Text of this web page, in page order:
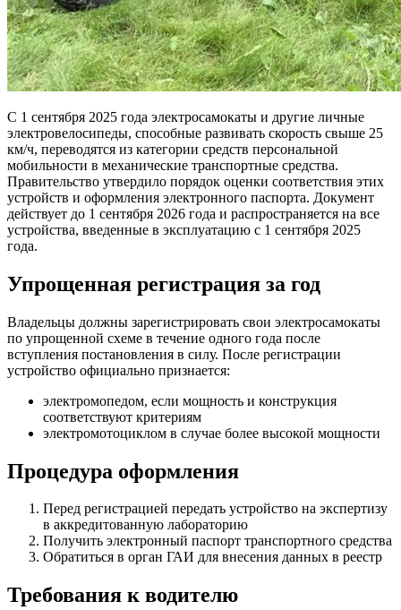
С 1 сентября 2025 года электросамокаты и другие личные
электровелосипеды, способные развивать скорость свыше 25
км/ч, переводятся из категории средств персональной
мобильности в механические транспортные средства.
Правительство утвердило порядок оценки соответствия этих
устройств и оформления электронного паспорта. Документ
действует до 1 сентября 2026 года и распространяется на все
устройства, введенные в эксплуатацию с 1 сентября 2025
года.
Упрощенная регистрация за год
Владельцы должны зарегистрировать свои электросамокаты
по упрощенной схеме в течение одного года после
вступления постановления в силу. После регистрации
устройство официально признается:
электромопедом, если мощность и конструкция
соответствуют критериям
электромотоциклом в случае более высокой мощности
Процедура оформления
Перед регистрацией передать устройство на экспертизу
в аккредитованную лабораторию
Получить электронный паспорт транспортного средства
Обратиться в орган ГАИ для внесения данных в реестр
Требования к водителю